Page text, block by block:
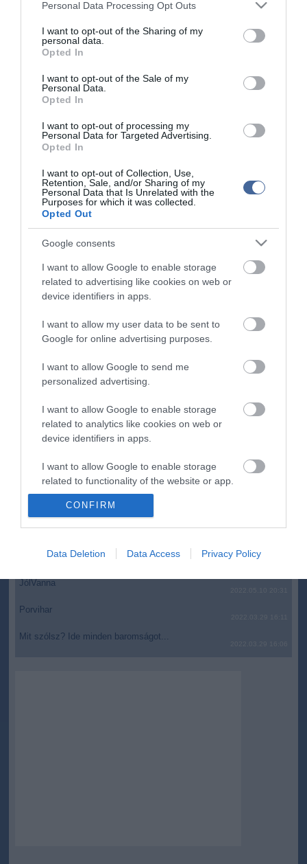
Please note that this website/app uses one or more Google
not limited to your visit or usage behaviour. You may click to
grant or deny consent to Google and its third-party tags to
use your data for below specified purposes in below Google
consent section.
Personal Data Processing Opt Outs
I want to opt-out of the Sharing of my
personal data.
Opted In
I want to opt-out of the Sale of my
Personal Data.
Opted In
I want to opt-out of processing my
Personal Data for Targeted Advertising.
Opted In
I want to opt-out of Collection, Use,
Retention, Sale, and/or Sharing of my
Personal Data that Is Unrelated with the
Purposes for which it was collected.
Opted Out
Google consents
I want to allow Google to enable storage
related to advertising like cookies on web or
device identifiers in apps.
I want to allow my user data to be sent to
Google for online advertising purposes.
I want to allow Google to send me
personalized advertising.
I want to allow Google to enable storage
related to analytics like cookies on web or
device identifiers in apps.
I want to allow Google to enable storage
related to functionality of the website or app.
I want to allow Google to enable storage
I want to allow Google to enable storage
functionality and fraud prevention, and other
CONFIRM
Data Deletion Data Access Privacy Policy
network nézeteit tükrözik. A szerkesztőség mindössze a hírek
publikációjával foglalkozik, a kommenteket nem tudja befolyásolni
Kérjük, kulturáltan, mások személyiségi jogainak és jó hírnevének
tiszteletben tartásával kommenteljenek!
ma.hu legfrissebb hírei:
Nagy erőkkel keresik a szomjazó gólyát megmentő
Magyar Péter: átfogó energiafejlesztési tervet fogadott el a
Kenyában bezzeg minden zöldebb
Második világháborús német katonai motorkerékpár
A Tisza-frakció kezdeményezte, hogy jövő kedden legyen
az államfőválasztás
Szomjazó gólyának adott inni egy férfi Tiszakécskénél -
megható pillanatot rögzített a kamera
delfinanya
top cikkek:
Nem is olyan egészséges a népszerű banán?
top fórum témák:
Tanár Úr gyere, mindjárt lesz Lillád!
AZ IGAZSÁG SOHA NEM KÉSŐ
JólVanna
Porvihar
Mit szólsz? Ide minden baromságot...